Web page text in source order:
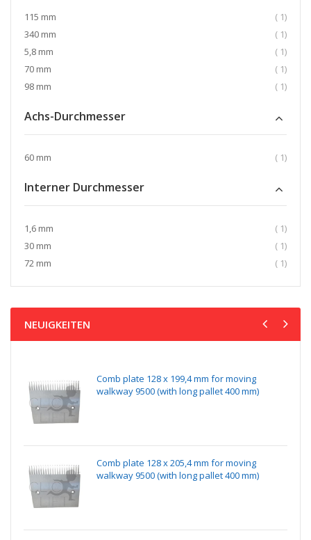
115 mm 1Artikel
340 mm
1Artikel
5,8 mm
1Artikel
70 mm
1Artikel
98 mm
1Artikel
Achs-Durchmesser
60 mm 1Artikel
Interner Durchmesser
1,6 mm 1Artikel
30 mm
1Artikel
72 mm
1Artikel
NEUIGKEITEN
Comb plate 128 x 199,4 mm for moving
walkway 9500 (with long pallet 400 mm)
Comb plate 128 x 205,4 mm for moving
walkway 9500 (with long pallet 400 mm)